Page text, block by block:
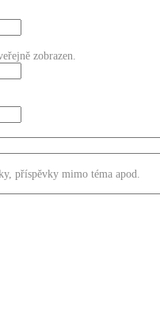
zobrazen.
příspěvky mimo téma apod.